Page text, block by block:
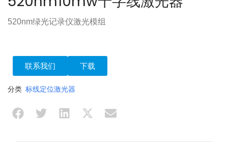
520nm绿光记录仪激光模组
联系我们 下载
分类 标线定位激光器